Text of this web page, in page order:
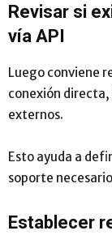
Revisar si
vía API
Luego conviene
conexión
externos.
Esto ayuda a
soporte
Establecer